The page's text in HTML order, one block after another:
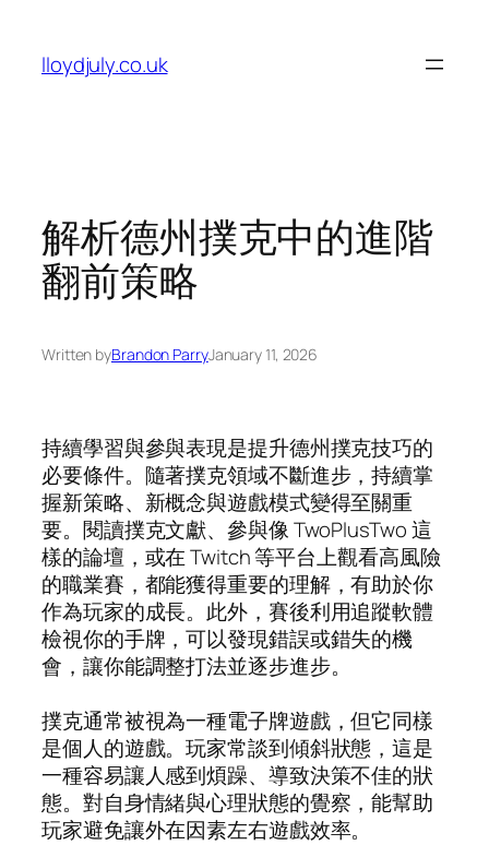
content
lloydjuly.co.uk
解析德州撲克中的進階
翻前策略
Written byBrandon ParryJanuary 11, 2026
持續學習與參與表現是提升德州撲克技巧的
必要條件。隨著撲克領域不斷進步，持續掌
握新策略、新概念與遊戲模式變得至關重
要。閱讀撲克文獻、參與像 TwoPlusTwo 這
樣的論壇，或在 Twitch 等平台上觀看高風險
的職業賽，都能獲得重要的理解，有助於你
作為玩家的成長。此外，賽後利用追蹤軟體
檢視你的手牌，可以發現錯誤或錯失的機
會，讓你能調整打法並逐步進步。
撲克通常被視為一種電子牌遊戲，但它同樣
是個人的遊戲。玩家常談到傾斜狀態，這是
一種容易讓人感到煩躁、導致決策不佳的狀
態。對自身情緒與心理狀態的覺察，能幫助
玩家避免讓外在因素左右遊戲效率。